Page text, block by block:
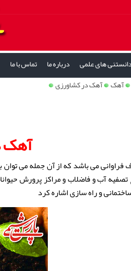
های علمی درباره ما
تماس با ما
آهک آهک در کشاورزی
آهک
فراوانی می باشد که از آن جمله می
آب و فاضلاب و مراکز پرورش
و راه سازی اشاره کرد